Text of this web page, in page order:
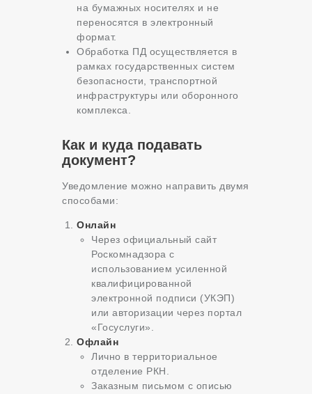
на бумажных носителях и не
переносятся в электронный
формат.
Обработка ПД осуществляется в
рамках государственных систем
безопасности, транспортной
инфраструктуры или оборонного
комплекса.
Как и куда подавать
документ?
Уведомление можно направить двумя
способами:
Онлайн
Через официальный сайт
Роскомнадзора с
использованием усиленной
квалифицированной
электронной подписи (УКЭП)
или авторизации через портал
«Госуслуги».
Офлайн
Лично в территориальное
отделение РКН.
Заказным письмом с описью